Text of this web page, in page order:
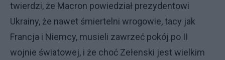
twierdzi, że Macron powiedział prezydentowi
Ukrainy, że nawet śmiertelni wrogowie, tacy jak
Francja i Niemcy, musieli zawrzeć pokój po II
wojnie światowej, i że choć Zełenski jest wielkim